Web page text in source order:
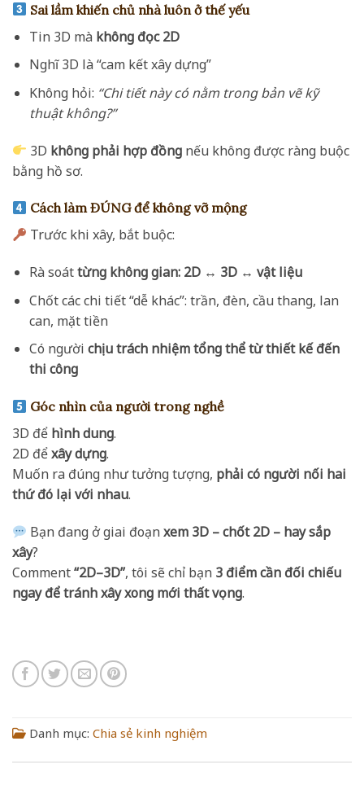
Sai lầm khiến chủ nhà luôn ở thế yếu
Tin 3D mà không đọc 2D
Nghĩ 3D là “cam kết xây dựng”
Không hỏi: “Chi tiết này có nằm trong bản vẽ kỹ
thuật không?”
3D không phải hợp đồng nếu không được ràng buộc
bằng hồ sơ.
Cách làm ĐÚNG để không vỡ mộng
Trước khi xây, bắt buộc:
Rà soáttừng không gian: 2D ↔ 3D ↔ vật liệu
Chốt các chi tiết “dễ khác”: trần, đèn, cầu thang, lan
can, mặt tiền
Có người chịu trách nhiệm tổng thể từ thiết kế đến
thi công
Góc nhìn của người trong nghề
3D để hình dung.
2D đểxây dựng.
Muốn ra đúng như tưởng tượng, phải có người nối hai
thứ đó lại với nhau.
Bạn đang ở giai đoạnxem 3D – chốt 2D – hay sắp
xây?
Comment“2D–3D”, tôi sẽ chỉ bạn 3 điểm cần đối chiếu
ngay để tránh xây xong mới thất vọng.
Danh mục: Chia sẻ kinh nghiệm